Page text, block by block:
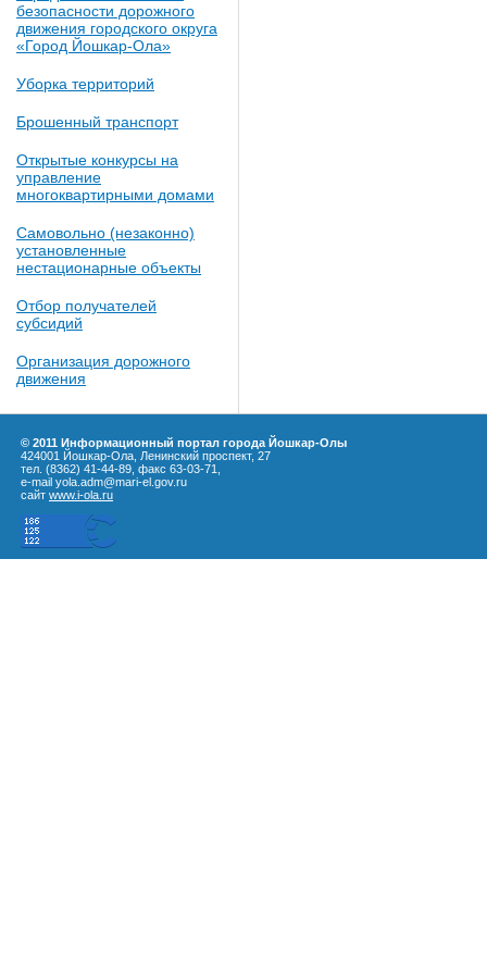
безопасности дорожного
движения городского округа
«Город Йошкар-Ола»
Уборка территорий
Брошенный транспорт
Открытые конкурсы на
управление
многоквартирными домами
Самовольно (незаконно)
установленные
нестационарные объекты
Отбор получателей
субсидий
Организация дорожного
движения
© 2011 Информационный портал города Йошкар-Олы
424001 Йошкар-Ола, Ленинский проспект, 27
тел. (8362) 41-44-89, факс 63-03-71,
e-mail yola.adm@mari-el.gov.ru
сайт www.i-ola.ru